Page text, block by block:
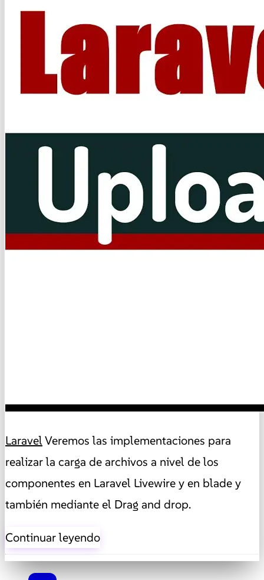
LaravelVeremos las implementaciones para
realizar la carga de archivos a nivel de los
componentes en Laravel Livewire y en blade y
también mediante el Drag and drop.
Continuar leyendo